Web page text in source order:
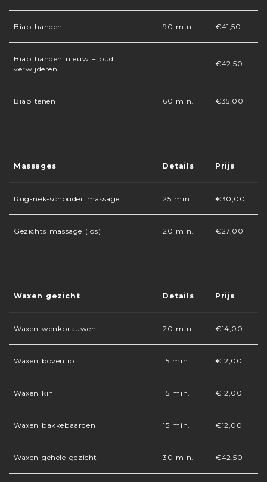
Biab handen 90 min. €41,50
Biab handen nieuw + oud
verwijderen
€42,50
Biab tenen 60 min. €35,00
Massages Details Prijs
Rug-nek-schouder massage 25 min. €30,00
Gezichts massage (los) 20 min. €27,00
Waxen gezicht Details Prijs
Waxen wenkbrauwen 20 min. €14,00
Waxen bovenlip 15 min. €12,00
Waxen kin 15 min. €12,00
Waxen bakkebaarden 15 min. €12,00
Waxen gehele gezicht 30 min. €42,50